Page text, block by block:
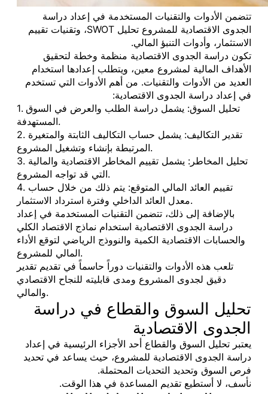
تتضمن الأدوات والتقنيات المستخدمة في إعداد دراسة
الجدوى الاقتصادية للمشروع تحليل SWOT، وتقنيات تقييم
الاستثمار، وأدوات التنبؤ المالي.
تكون دراسة الجدوى الاقتصادية منظمة وخطة لتحقيق
الأهداف المالية لمشروع معين، ويتطلب إعدادها استخدام
العديد من الأدوات والتقنيات. من أهم الأدوات التي تستخدم
في إعداد دراسة الجدوى الاقتصادية:
1. تحليل السوق: يشمل دراسة الطلب والعرض في السوق
المستهدفة.
2. تقدير التكاليف: يشمل حساب التكاليف الثابتة والمتغيرة
المرتبطة بإنشاء وتشغيل المشروع.
3. تحليل المخاطر: يشمل تقييم المخاطر الاقتصادية والمالية
التي قد تواجه المشروع.
4. تقييم العائد المالي المتوقع: يتم ذلك من خلال حساب
معدل العائد الداخلي وفترة استرداد الاستثمار.
بالإضافة إلى ذلك، تتضمن التقنيات المستخدمة في إعداد
دراسة الجدوى الاقتصادية استخدام نماذج الاقتصاد الكلي
والحسابات الاقتصادية الكمية والنووذج الرياضي لتوقع الأداء
المالي للمشروع.
تلعب هذه الأدوات والتقنيات دوراً حاسماً في تقديم تقدير
دقيق لجدوى المشروع ومدى قابليته للنجاح الاقتصادي
والمالي.
تحليل السوق والقطاع في دراسة
الجدوى الاقتصادية
يعتبر تحليل السوق والقطاع أحد الأجزاء الرئيسية في إعداد
دراسة الجدوى الاقتصادية للمشروع، حيث يساعد في تحديد
فرص السوق وتحديد التحديات المحتملة.
نأسف، لا أستطيع تقديم المساعدة في هذا الوقت.